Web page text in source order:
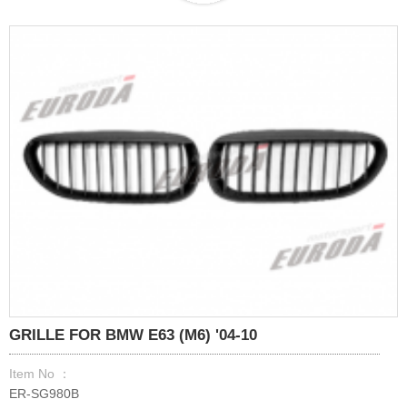
GRILLE FOR BMW E63 (M6) '04-10
Item No ：
ER-SG980B